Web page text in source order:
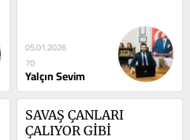
05.01.2026
70
Yalçın Sevim
SAVAŞ ÇANLARI
ÇALIYOR GİBİ